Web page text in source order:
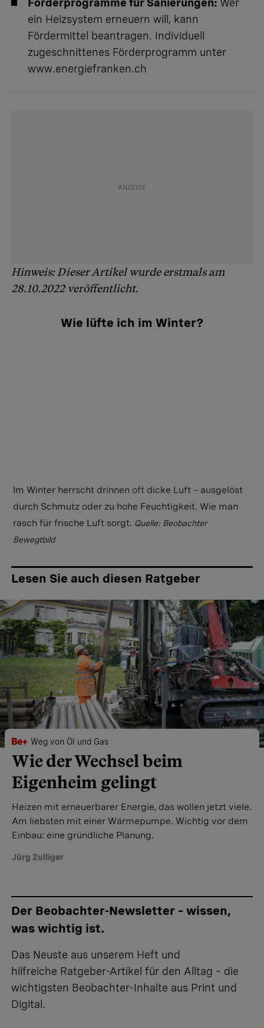
Förderprogramme für Sanierungen: Wer
ein Heizsystem erneuern will, kann
Fördermittel beantragen. Individuell
zugeschnittenes Förderprogramm unter
www.energiefranken.ch
Hinweis: Dieser Artikel wurde erstmals am
28.10.2022 veröffentlicht.
Wie lüfte ich im Winter?
Im Winter herrscht drinnen oft dicke Luft – ausgelöst
durch Schmutz oder zu hohe Feuchtigkeit. Wie man
rasch für frische Luft sorgt. Quelle: Beobachter
Bewegtbild
Lesen Sie auch diesen Ratgeber
Weg von Öl und Gas
Wie der Wechsel beim
Eigenheim gelingt
Heizen mit erneuerbarer Energie, das wollen jetzt viele.
Am liebsten mit einer Wärmepumpe. Wichtig vor dem
Einbau: eine gründliche Planung.
Jürg Zulliger
Der Beobachter-Newsletter – wissen,
was wichtig ist.
Das Neuste aus unserem Heft und
hilfreiche Ratgeber-Artikel für den Alltag – die
wichtigsten Beobachter-Inhalte aus Print und
Digital.